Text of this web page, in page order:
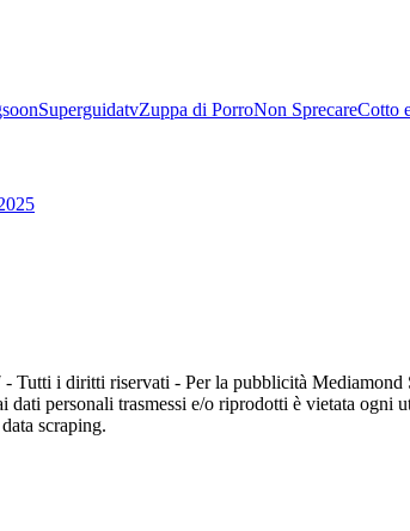
SuperguidatvZuppa di PorroNon SprecareCotto
Tutti i diritti riservati - Per la pubblicità
dati personali trasmessi e/o riprodotti è vietata ogni
scraping.